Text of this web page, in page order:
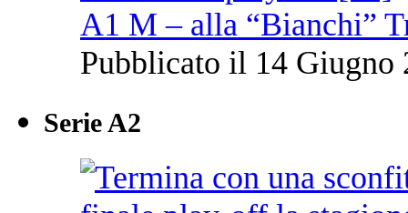
A1 M – alla “Bianchi”
Pubblicato il 14 Giugno
Serie A2